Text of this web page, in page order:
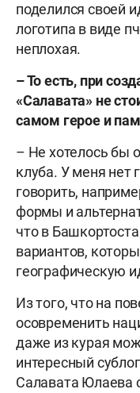
поделился своей
логотипа в виде
неплохая.
– То есть, при
«Салавата» не
самом герое и
– Не хотелось бы
клуба. У меня нет
говорить,
формы и
что в
вариантов,
географическую
Из того, что на
осовременить
даже из курая
интересный
Салавата Юлаева